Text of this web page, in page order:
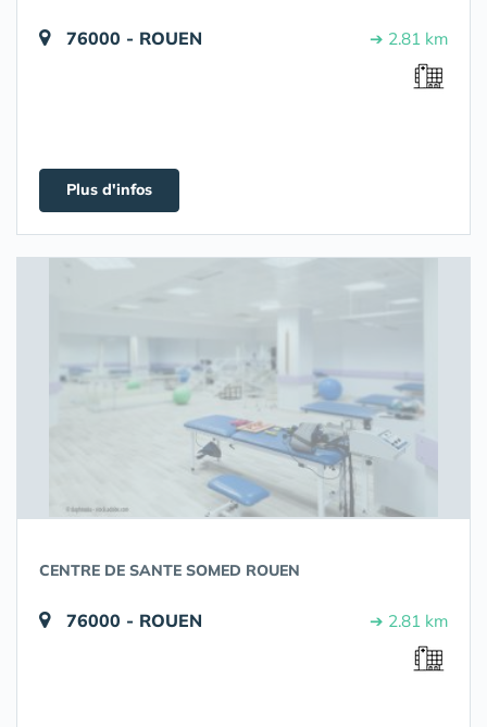
76000 - ROUEN ➔ 2.81 km
Plus d'infos
CENTRE DE SANTE SOMED ROUEN
76000 - ROUEN ➔ 2.81 km